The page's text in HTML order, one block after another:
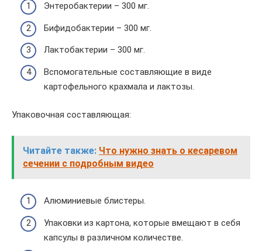
Энтеробактерии – 300 мг.
Бифидобактерии – 300 мг.
Лактобактерии – 300 мг.
Вспомогательные составляющие в виде
картофельного крахмала и лактозы.
Упаковочная составляющая:
Читайте также: Что нужно знать о кесаревом
сечении с подробным видео
Алюминиевые блистеры.
Упаковки из картона, которые вмещают в себя
капсулы в различном количестве.